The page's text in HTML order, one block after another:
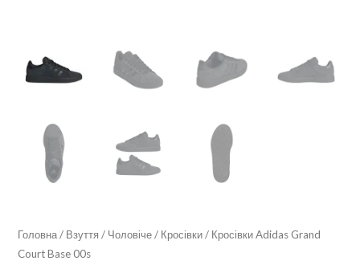
Головна/ Взуття / Чоловіче/ Кросівки/ Кросівки Adidas Grand
Court Base 00s